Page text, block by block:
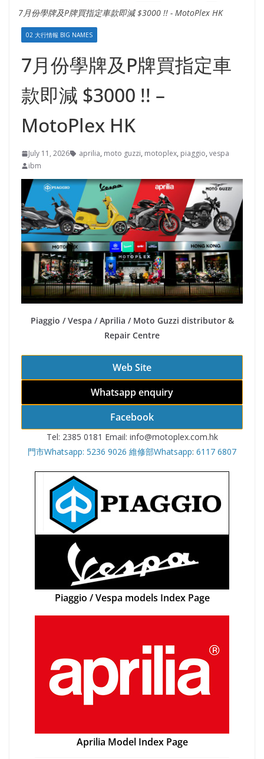
7月份學牌及P牌買指定車款即減 $3000 !! - MotoPlex HK
02 大行情報 BIG NAMES
7月份學牌及P牌買指定車
款即減 $3000 !! –
MotoPlex HK
July 11, 2026 aprilia, moto guzzi, motoplex, piaggio, vespa
ibm
Piaggio / Vespa / Aprilia / Moto Guzzi distributor &
Repair Centre
Web Site
Whatsapp enquiry
Facebook
Tel: 2385 0181 Email: info@motoplex.com.hk
門市Whatsapp: 5236 9026 維修部Whatsapp: 6117 6807
Piaggio / Vespa models Index Page
Aprilia Model Index Page